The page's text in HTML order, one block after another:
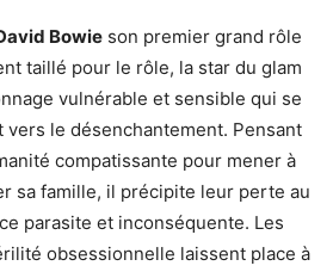
Bowie son premier grand rôle
taillé pour le rôle, la star du glam
vulnérable et sensible qui se
le désenchantement. Pensant
compatissante pour mener à
sa famille, il précipite leur perte au
parasite et inconséquente. Les
obsessionnelle laissent place à